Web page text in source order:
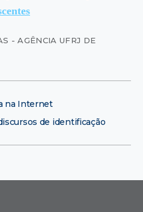
- AGÊNCIA UFRJ DE
na Internet
de identificação